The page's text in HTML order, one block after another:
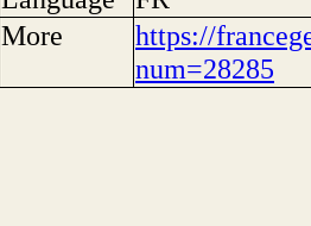
More
https://
num=28285